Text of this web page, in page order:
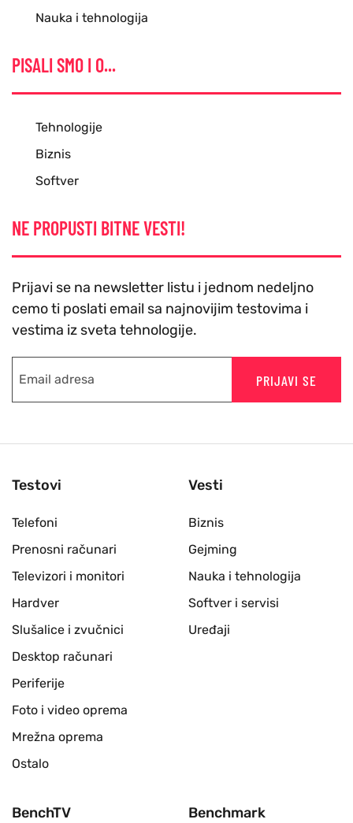
Nauka i tehnologija
PISALI SMO I O...
Tehnologije
Biznis
Softver
NE PROPUSTI BITNE VESTI!
Prijavi se na newsletter listu i jednom nedeljno
cemo ti poslati email sa najnovijim testovima i
vestima iz sveta tehnologije.
PRIJAVI SE
Testovi
Telefoni
Prenosni računari
Televizori i monitori
Hardver
Slušalice i zvučnici
Desktop računari
Periferije
Foto i video oprema
Mrežna oprema
Ostalo
Vesti
Biznis
Gejming
Nauka i tehnologija
Softver i servisi
Uređaji
BenchTV Benchmark